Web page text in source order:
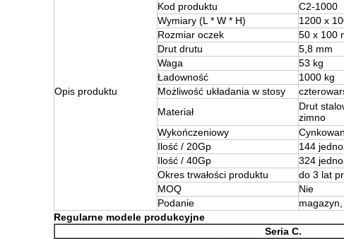
Opis produktu
Kod produktu
C2-1000
Wymiary (L * W * H)
1200 x
Rozmiar oczek
50 x 100
Drut drutu
5,8 mm
Waga
53 kg
Ładowność
1000 kg
Możliwość układania w stosy
Materiał
Drut
zimno
Wykończeniowy
Ilość / 20Gp
144
Ilość / 40Gp
324
Okres trwałości produktu
do 3 lat
MOQ
Nie
Podanie
Regularne modele produkcyjne
Seria C.